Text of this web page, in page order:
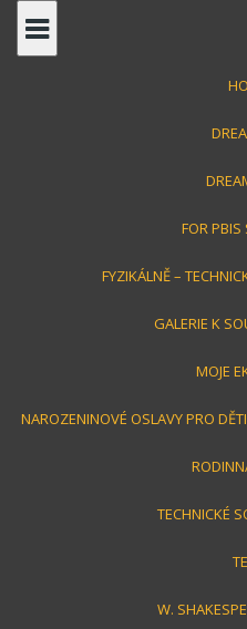
FOR PBIS
FYZIKÁLNĚ –
GALERIE K
MOJE
NAROZENINOVÉ OSLAVY PRO
TECHNICKÉ
W.
Jirka
18.ročník –